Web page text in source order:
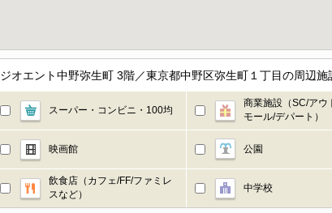
ジオエント中野弥生町 3階／東京都中野区弥生町１丁目の周辺施
スーパー・コンビニ・100均
商業施設（SC/アウ
モール/デパート）
映画館 公園
飲食店（カフェ/FF/ファミレ
スなど）
中学校